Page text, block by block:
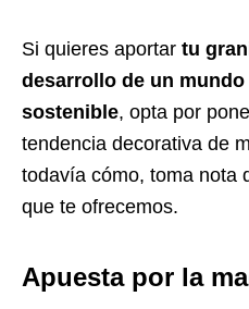
Si quieres aportar tu
desarrollo de un
sostenible, opta por
tendencia decorativa de
todavía cómo, toma nota
que te ofrecemos.
Apuesta por la